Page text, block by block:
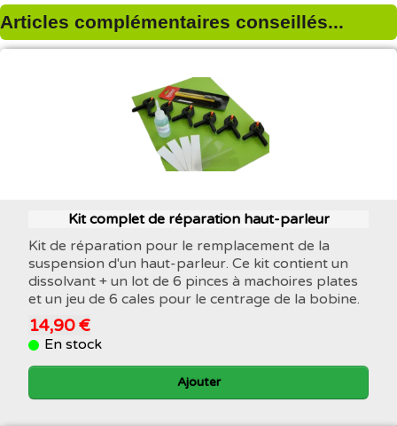
Articles complémentaires conseillés...
Kit complet de réparation haut-parleur
Kit de réparation pour le remplacement de la
suspension d'un haut-parleur. Ce kit contient un
dissolvant + un lot de 6 pinces à machoires plates
et un jeu de 6 cales pour le centrage de la bobine.
14,90 €
En stock
Ajouter